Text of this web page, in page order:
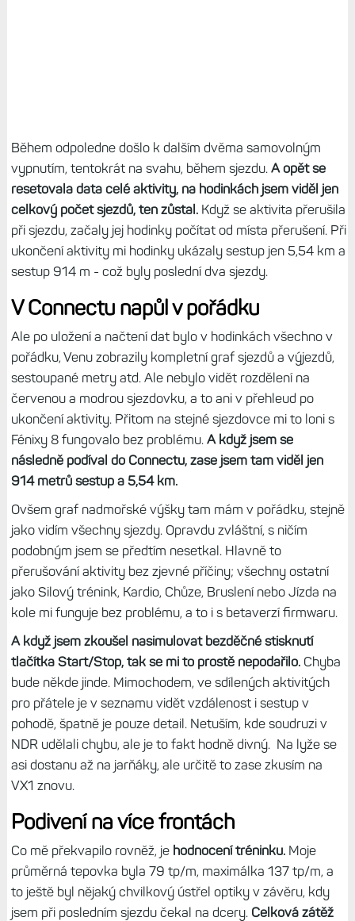
Během odpoledne došlo k dalším dvěma samovolným
vypnutím, tentokrát na svahu, během sjezdu. A opět se
resetovala data celé aktivity, na hodinkách jsem viděl jen
celkový počet sjezdů, ten zůstal.Když se aktivita přerušila
při sjezdu, začaly jej hodinky počítat od místa přerušení. Při
ukončení aktivity mi hodinky ukázaly sestup jen 5,54 km a
sestup 914 m - což byly poslední dva sjezdy.
V Connectu napůl v pořádku
Ale po uložení a načtení dat bylo v hodinkách všechno v
pořádku, Venu zobrazily kompletní graf sjezdů a výjezdů,
sestoupané metry atd. Ale nebylo vidět rozdělení na
červenou a modrou sjezdovku, a to ani v přehleud po
ukončení aktivity. Přitom na stejné sjezdovce mi to loni s
Fénixy 8 fungovalo bez problému. A když jsem se
následně podíval do Connectu, zase jsem tam viděl jen
914 metrů sestup a 5,54 km.
Ovšem graf nadmořské výšky tam mám v pořádku, stejně
jako vidím všechny sjezdy. Opravdu zvláštní, s ničím
podobným jsem se předtím nesetkal. Hlavně to
přerušování aktivity bez zjevné příčiny; všechny ostatní
jako Silový trénink, Kardio, Chůze, Bruslení nebo Jízda na
kole mi funguje bez problému, a to i s betaverzí firmwaru.
A když jsem zkoušel nasimulovat bezděčné stisknutí
tlačítka Start/Stop, tak se mi to prostě nepodařilo. Chyba
bude někde jinde. Mimochodem, ve sdílených aktivitých
pro přátele je v seznamu vidět vzdálenost i sestup v
pohodě, špatně je pouze detail. Netuším, kde soudruzi v
NDR udělali chybu, ale je to fakt hodně divný. Na lyže se
asi dostanu až na jarňáky, ale určitě to zase zkusím na
VX1 znovu.
Podivení na více frontách
Co mě překvapilo rovněž, je hodnocení tréninku.Moje
průměrná tepovka byla 79 tp/m, maximálka 137 tp/m, a
to ještě byl nějaký chvilkový ústřel optiky v závěru, kdy
jsem při posledním sjezdu čekal na dcery. Celková zátěž